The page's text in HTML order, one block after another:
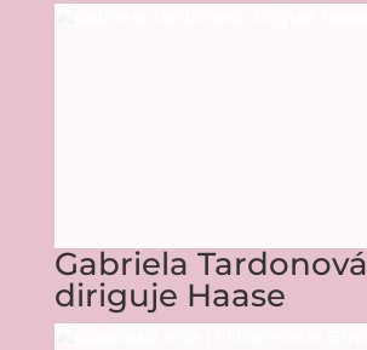
Gabriela Tardonová
diriguje Haase